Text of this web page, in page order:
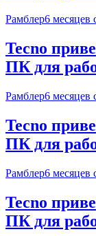
Рамблер6 месяцев
Tecno
ПК для
Рамблер6 месяцев
Tecno
ПК для
Рамблер6 месяцев
Tecno
ПК для